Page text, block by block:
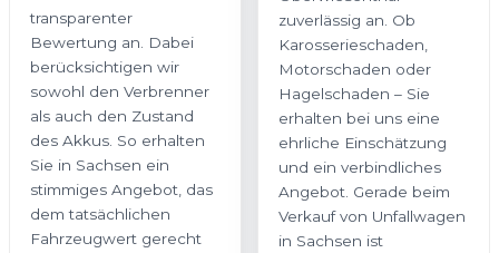
transparenter
Bewertung an. Dabei
berücksichtigen wir
sowohl den Verbrenner
als auch den Zustand
des Akkus. So erhalten
Sie in Sachsen ein
stimmiges Angebot, das
dem tatsächlichen
Fahrzeugwert gerecht
zuverlässig an. Ob
Karosserieschaden,
Motorschaden oder
Hagelschaden – Sie
erhalten bei uns eine
ehrliche Einschätzung
und ein verbindliches
Angebot. Gerade beim
Verkauf von Unfallwagen
in Sachsen ist